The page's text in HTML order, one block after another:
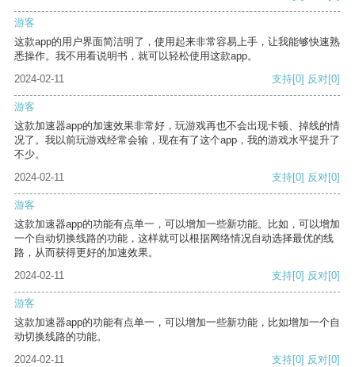
游客
这款app的用户界面简洁明了，使用起来非常容易上手，让我能够快速熟
悉操作。我不用看说明书，就可以轻松使用这款app。
2024-02-11
支持[0] 反对[0]
游客
这款加速器app的加速效果非常好，玩游戏再也不会出现卡顿、掉线的情
况了。我以前玩游戏经常会输，现在有了这个app，我的游戏水平提升了
不少。
2024-02-11
支持[0] 反对[0]
游客
这款加速器app的功能有点单一，可以增加一些新功能。比如，可以增加
一个自动切换线路的功能，这样就可以根据网络情况自动选择最优的线
路，从而获得更好的加速效果。
2024-02-11
支持[0] 反对[0]
游客
这款加速器app的功能有点单一，可以增加一些新功能，比如增加一个自
动切换线路的功能。
2024-02-11
支持[0] 反对[0]